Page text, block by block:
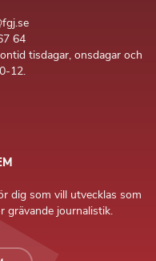
64
tisdagar, onsdagar och
12.
dig som vill utvecklas som
grävande journalistik.